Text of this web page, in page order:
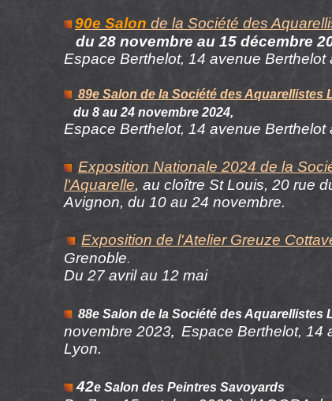
90e Salon de la Société des
du 28 novembre au 15 décembre
Espace Berthelot, 14 avenue Berthelot
89e Salon de la Société des Aquarellistes
du 8 au 24 novembre 2024,
Espace Berthelot, 14 avenue Berthelot
Exposition Nationale 2024 de la
l'Aquarelle, au cloître St Louis, 20 rue
Avignon, du 10 au 24 novembre.
Exposition de l'Atelier Greuze
Grenoble.
Du 27 avril au 12 mai
88e Salon de la Société des Aquarellistes
novembre 2023, Espace Berthelot, 14
Lyon.
42e Salon des Peintres Savoyards